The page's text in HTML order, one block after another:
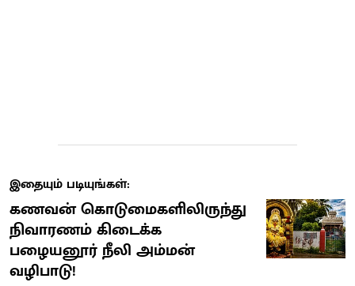
இதையும் படியுங்கள்:
கணவன் கொடுமைகளிலிருந்து
நிவாரணம் கிடைக்க
பழையனூர் நீலி அம்மன்
வழிபாடு!